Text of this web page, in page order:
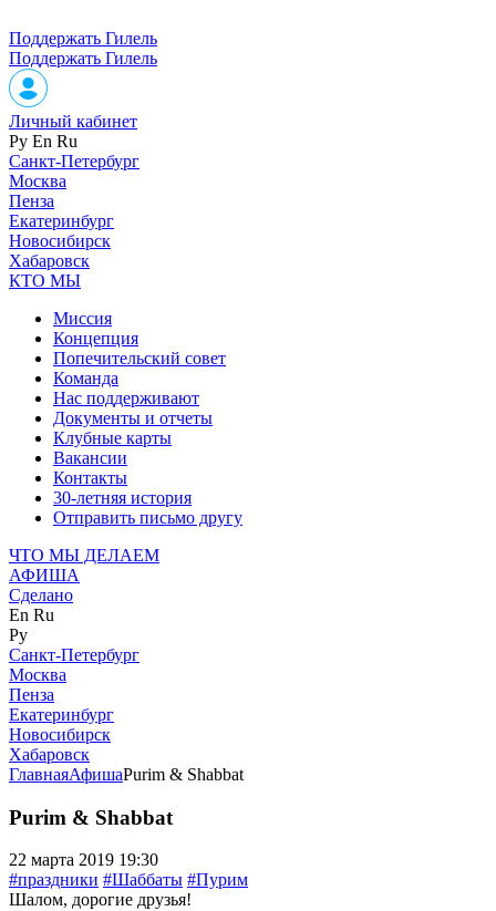
Поддержать Гилель
Поддержать Гилель
Личный кабинет
Ру En Ru
Санкт-Петербург
Москва
Пенза
Екатеринбург
Новосибирск
Хабаровск
КТО МЫ
Миссия
Концепция
Попечительский совет
Команда
Нас поддерживают
Документы и отчеты
Клубные карты
Вакансии
Контакты
30-летняя история
Отправить письмо другу
ЧТО МЫ ДЕЛАЕМ
АФИША
Сделано
En Ru
Ру
Санкт-Петербург
Москва
Пенза
Екатеринбург
Новосибирск
Хабаровск
ГлавнаяАфишаPurim & Shabbat
Purim & Shabbat
22 марта 2019 19:30
#праздники #Шаббаты #Пурим
Шалом, дорогие друзья!